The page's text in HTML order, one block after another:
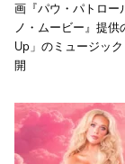
画『パウ・パトロー
ノ・ムービー』提供
Up」のミュージッ
開